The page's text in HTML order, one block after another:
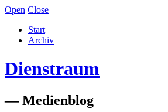
Open Close
Start
Archiv
Dienstraum
— Medienblog